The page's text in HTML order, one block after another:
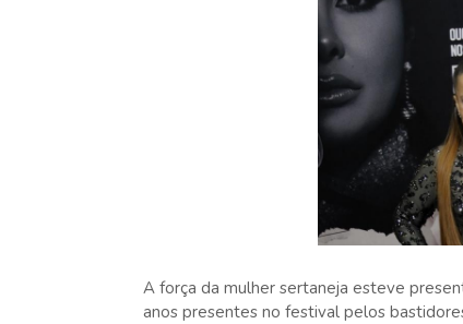
A força da mulher sertaneja esteve
anos presentes no festival pelos